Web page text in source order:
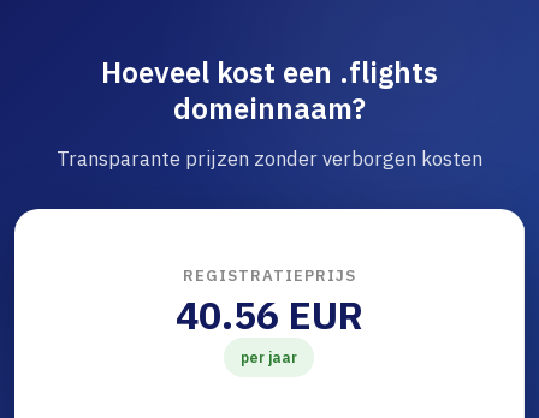
Hoeveel kost een .flights
domeinnaam?
Transparante prijzen zonder verborgen kosten
REGISTRATIEPRIJS
40.56 EUR
per jaar